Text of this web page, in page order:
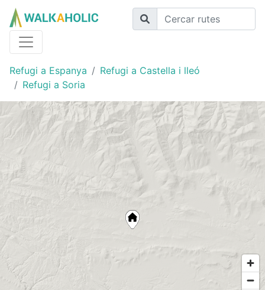
Refugi a Espanya
Refugi a Castella i lleó
Refugi a Soria